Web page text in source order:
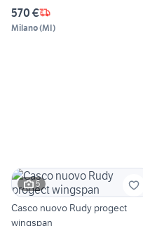
570 €
Milano(MI)
5
Casco nuovo Rudy progect
wingspan